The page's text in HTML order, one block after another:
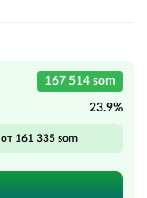
167 514 som
23.9%
от 161 335 som